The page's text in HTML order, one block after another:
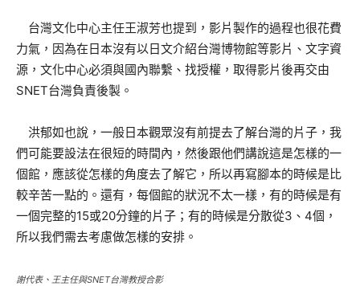
台灣文化中心主任王淑芳也提到，影片製作的過程也很花費
力氣，因為在日本沒有以日文介紹台灣博物館等影片、文字資
源，文化中心必須與國內聯繫、找授權，取得影片後再交由
SNET台灣負責後製。
洪郁如也說，一般日本觀眾沒有前提去了解台灣的片子，我
們可能要設法在很短的時間內，然後跟他們講說這是怎樣的一
個館，應該從怎樣的角度去了解它，所以再寫腳本的時候是比
較辛苦一點的。還有，每個館的狀況不太一樣，有的時候是有
一個完整的15或20分鐘的片子；有的時候是分散從3、4個，
所以我們需去考慮做怎樣的安排。
謝代表、王主任與SNET台灣教授合影